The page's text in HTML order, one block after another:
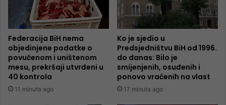
Federacija BiH nema
objedinjene podatke o
povučenom i uništenom
mesu, prekršaji utvrđeni u
40 kontrola
11 minuta ago
Ko je sjedio u
Predsjedništvu BiH od 1996.
do danas: Bilo je
smijenjenih, osuđenih i
ponovo vraćenih na vlast
17 minuta ago